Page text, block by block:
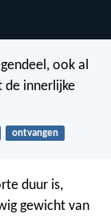
ook al
de innerlijke
ontvangen
duur is,
gewicht van